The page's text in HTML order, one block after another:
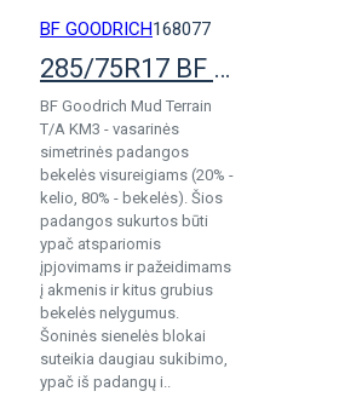
BF GOODRICH168077
285/75R17 BF Goodrich Mud Terrain KM3
BF Goodrich Mud Terrain
T/A KM3 - vasarinės
simetrinės padangos
bekelės visureigiams (20% -
kelio, 80% - bekelės). Šios
padangos sukurtos būti
ypač atspariomis
įpjovimams ir pažeidimams
į akmenis ir kitus grubius
bekelės nelygumus.
Šoninės sienelės blokai
suteikia daugiau sukibimo,
ypač iš padangų i..